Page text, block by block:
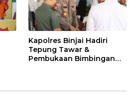
Kapolres Binjai Hadiri
Tepung Tawar &
Pembukaan Bimbingan